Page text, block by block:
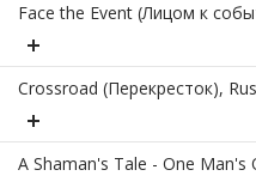
Face the Event (Лицом к
Crossroad (Перекресток),
A Shaman's Tale - One Man's